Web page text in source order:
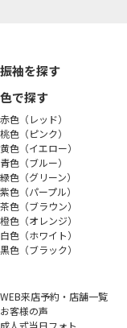
振袖を探す
色で探す
赤色（レッド）
桃色（ピンク）
黄色（イエロー）
青色（ブルー）
緑色（グリーン）
紫色（パープル）
茶色（ブラウン）
橙色（オレンジ）
白色（ホワイト）
黒色（ブラック）
WEB来店予約・店舗一覧
お客様の声
成人式当日フォト